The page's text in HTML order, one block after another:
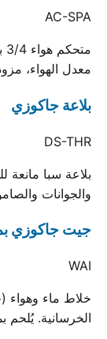
AC-SPA
معدل الهواء،
بلاعة جاكوزي
DS-THR
والجوانات
جيت جاكوزي
WAI
خلاط ماء وهواء
الخرسانية. يُلحم